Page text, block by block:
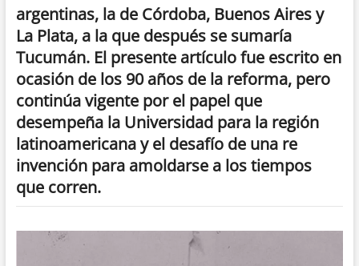
argentinas, la de Córdoba, Buenos Aires y
La Plata, a la que después se sumaría
Tucumán. El presente artículo fue escrito en
ocasión de los 90 años de la reforma, pero
continúa vigente por el papel que
desempeña la Universidad para la región
latinoamericana y el desafío de una re
invención para amoldarse a los tiempos
que corren.